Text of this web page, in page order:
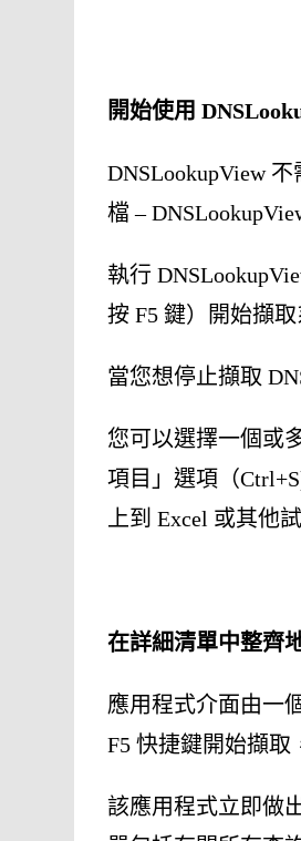
開始使用
DNSLookupView
檔 –
執行
按 F5 鍵）開始擷
當您想停止擷取
您可以選擇一個或
項目」選項（
上到 Excel 或其他
在詳細清單中整齊
應用程式介面由一
F5 快捷鍵開始擷取
該應用程式立即做